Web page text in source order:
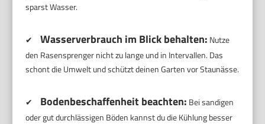
sparst Wasser.
✔ Wasserverbrauch im Blick behalten: Nutze
den Rasensprenger nicht zu lange und in Intervallen. Das
schont die Umwelt und schützt deinen Garten vor Staunässe.
✔ Bodenbeschaffenheit beachten: Bei sandigen
oder gut durchlässigen Böden kannst du die Kühlung besser